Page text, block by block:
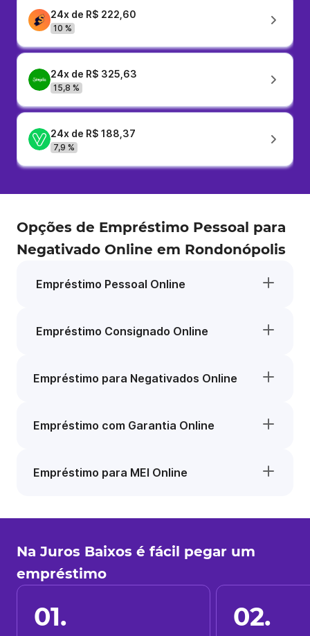
24x de R$ 222,60
10 %
24x de R$ 325,63
15,8 %
24x de R$ 188,37
7,9 %
Opções de Empréstimo Pessoal para
Negativado Online em Rondonópolis
Empréstimo Pessoal Online
Empréstimo Consignado Online
Empréstimo para Negativados Online
Empréstimo com Garantia Online
Empréstimo para MEI Online
Na Juros Baixos é fácil pegar um
empréstimo
01. 02.